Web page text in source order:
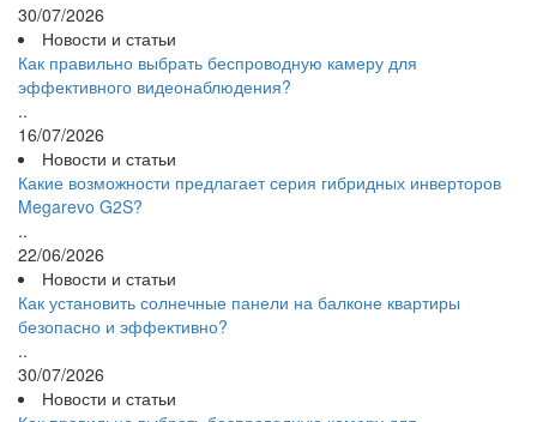
30/07/2026
Новости и статьи
Как правильно выбрать беспроводную камеру для
эффективного видеонаблюдения?
..
16/07/2026
Новости и статьи
Какие возможности предлагает серия гибридных инверторов
Megarevo G2S?
..
22/06/2026
Новости и статьи
Как установить солнечные панели на балконе квартиры
безопасно и эффективно?
..
30/07/2026
Новости и статьи